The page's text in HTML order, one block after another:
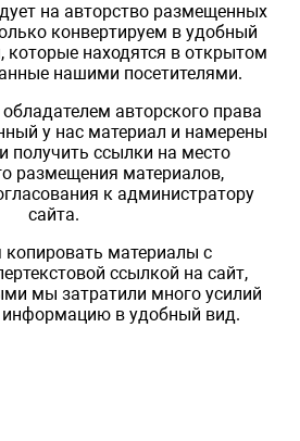
на авторство размещенных
конвертируем в удобный
находятся в открытом
нашими посетителями.
авторского права
у нас материал и намерены
получить ссылки на место
размещения материалов,
к администратору
сайта.
копировать материалы с
ссылкой на сайт,
мы затратили много усилий
информацию в удобный вид.